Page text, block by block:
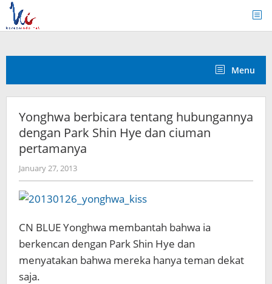
Skip
content
Menu
Yonghwa berbicara tentang hubungannya
dengan Park Shin Hye dan ciuman
pertamanya
January 27, 2013by
Koreanindo
CN BLUE Yonghwa membantah bahwa ia
berkencan dengan Park Shin Hye dan
menyatakan bahwa mereka hanya teman dekat
saja.